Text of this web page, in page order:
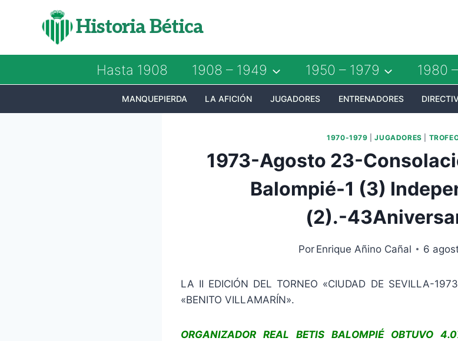
Historia Bética
Hasta 1908 1908 – 1949 1950 – 1979 1980
MANQUEPIERDA LA AFICIÓN JUGADORES ENTRENADORES
1970-1979 |JUGADORES
1973-Agosto 23-
Balompié-1 (3)
(2).-
Por Enrique Añino Cañal 6
LA II EDICIÓN DEL TORNEO «CIUDAD DE SEVILLA-
«BENITO VILLAMARÍN».
ORGANIZADOR REAL BETIS BALOMPIÉ OBTUVO